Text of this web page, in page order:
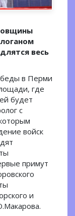
весь
в Перми
где
будет
с
войск
примут
и